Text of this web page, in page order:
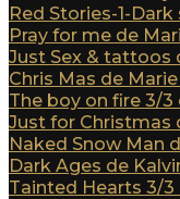
Red Stories-1-
Pray for me de
Just Sex & tattoos
Chris Mas de Marie
The boy on fire 3/3
Just for Christmas
Naked Snow Man
Dark Ages de
Tainted Hearts 3/3